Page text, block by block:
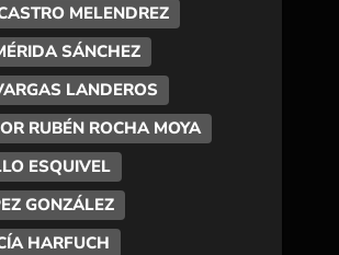
MELENDREZ
SÁNCHEZ
LANDEROS
RUBÉN ROCHA MOYA
ESQUIVEL
GONZÁLEZ
HARFUCH